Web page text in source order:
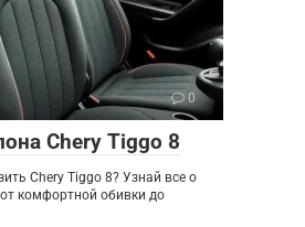
0
Chery Tiggo 8
Chery Tiggo 8? Узнай все о
комфортной обивки до